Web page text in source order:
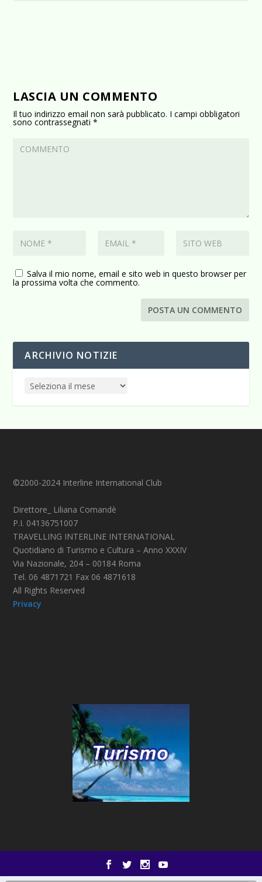
LASCIA UN COMMENTO
Il tuo indirizzo email non sarà pubblicato. I campi obbligatori
sono contrassegnati*
Salva il mio nome, email e sito web in questo browser per
la prossima volta che commento.
ARCHIVIO NOTIZIE
©2000-2024 Interline International Club
Direttore_ Liliana Comandè
P.I. 04136751007
TRAVELLING INTERLINE INTERNATIONAL
Quotidiano di Turismo e Cultura – Anno XXXIV
Via Nazionale, 204 – 00184 Roma
Tel. 06 4871721 Fax 06 4871618
All Rights Reserved
Privacy